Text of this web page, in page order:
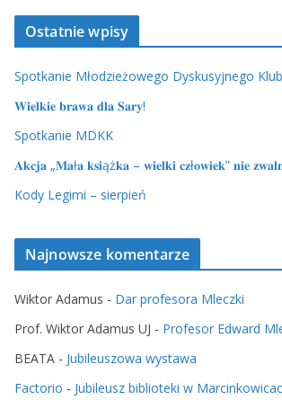
Ostatnie wpisy
Spotkanie Młodzieżowego Dyskusyjnego
𝐖𝐢𝐞𝐥𝐤𝐢𝐞 𝐛𝐫𝐚𝐰𝐚 𝐝𝐥𝐚 𝐒𝐚𝐫𝐲!
Spotkanie MDKK
𝐀𝐤𝐜𝐣𝐚 „𝐌𝐚ł𝐚 𝐤𝐬𝐢ąż𝐤𝐚 – 𝐰𝐢𝐞𝐥𝐤𝐢 𝐜𝐳ł𝐨𝐰𝐢𝐞𝐤” 𝐧𝐢𝐞
Kody Legimi – sierpień
Najnowsze komentarze
Wiktor Adamus - Dar profesora Mleczki
Prof. Wiktor Adamus UJ - Profesor Edward
BEATA - Jubileuszowa wystawa
Factorio - Jubileusz biblioteki w